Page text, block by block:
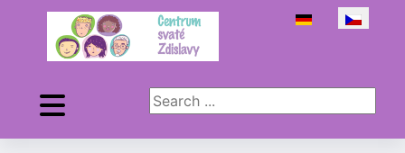
Zvolte jazyk
Search ...